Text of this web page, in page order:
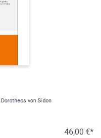
von Sidon
46,00 €*